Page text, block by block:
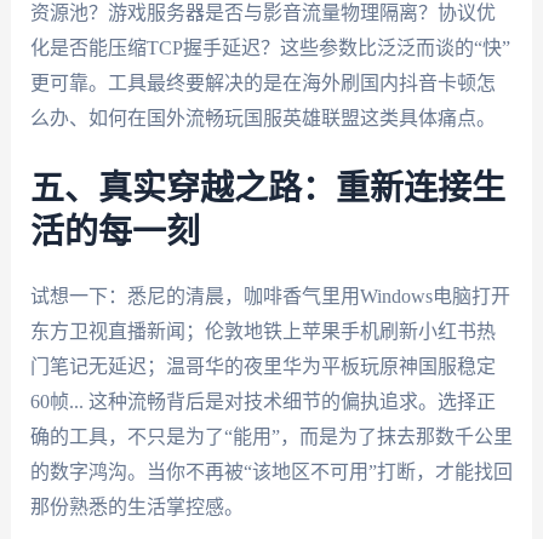
资源池？游戏服务器是否与影音流量物理隔离？协议优
化是否能压缩TCP握手延迟？这些参数比泛泛而谈的“快”
更可靠。工具最终要解决的是在海外刷国内抖音卡顿怎
么办、如何在国外流畅玩国服英雄联盟这类具体痛点。
五、真实穿越之路：重新连接生
活的每一刻
试想一下：悉尼的清晨，咖啡香气里用Windows电脑打开
东方卫视直播新闻；伦敦地铁上苹果手机刷新小红书热
门笔记无延迟；温哥华的夜里华为平板玩原神国服稳定
60帧... 这种流畅背后是对技术细节的偏执追求。选择正
确的工具，不只是为了“能用”，而是为了抹去那数千公里
的数字鸿沟。当你不再被“该地区不可用”打断，才能找回
那份熟悉的生活掌控感。